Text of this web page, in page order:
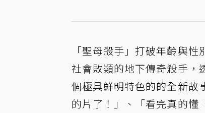
「聖母殺手」打破年齡與
社會敗類的地下傳奇殺手，
個極具鮮明特色的的全新故
的片了！」、「看完真的懂